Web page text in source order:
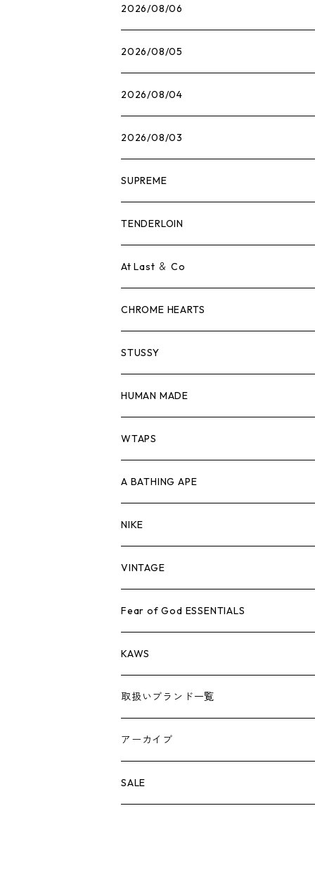
2026/08/06
2026/08/05
2026/08/04
2026/08/03
SUPREME
Tシャツ
ロンTEE
スウェット/ニット
シャツ
ジャケット
パンツ
キャップ・ハット
バッグ
シューズ
小物
コラボレーション
×THE NORTH FACE
×COMME des GARCONS
シーズンアイテム
26SS
25FW
BOX LOGOアイテム
パーカー/クルーネック
TENDERLOIN
Tシャツ
ロンTEE
スウェット/ニット
シャツ
ジャケット
パンツ
キャップ・ハット
バッグ
シューズ
小物
At Last ＆ Co
Tシャツ
ロンTEE
スウェット/ニット
シャツ
ジャケット
パンツ
キャップ・ハット
バッグ
シューズ
小物
CHROME HEARTS
Tシャツ
ロンTEE
スウェット/ニット
シャツ
ジャケット
パンツ
キャップ・ハット
バッグ
シューズ
小物
STUSSY
Tシャツ
ロンTEE
スウェット/ニット
シャツ
ジャケット
パンツ
キャップ・ハット
バッグ
シューズ
小物
HUMAN MADE
Tシャツ
ロンT
スウェット/ニット
シャツ
ジャケット
パンツ
キャップ
バッグ
小物
WTAPS
Tシャツ
ロンTEE
スウェット/ニット
シャツ
ジャケット
パンツ
キャップ・ハット
バッグ
A BATHING APE
Tシャツ
ロンTEE
スウェット/ニット
シャツ
ジャケット
パンツ
キャップ・ハット
NIKE
シューズ
AIR JORDAN 1
AIR JORDAN 3
アパレル・小物
VINTAGE
Tシャツ
ロンTEE
スウェット/ニット
ジャケット
パンツ
Fear of God ESSENTIALS
Tシャツ
ロンTEE
スウェット/ニット
シャツ
KAWS
アパレル
小物
取扱いブランド一覧
A
A BATHING APE
B
アーカイブ
SALE